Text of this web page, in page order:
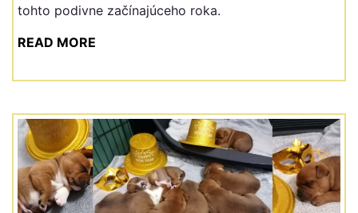
tohto podivne začínajúceho roka.
READ MORE